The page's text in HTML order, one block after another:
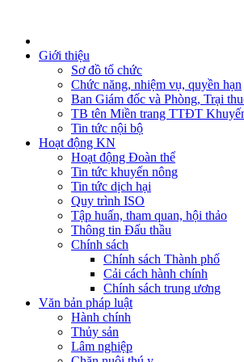
Giới thiệu
Sơ đồ tổ chức
Chức năng, nhiệm vụ, quyền hạn
Ban Giám đốc và Phòng, Trại
TB tên Miền trang TTĐT
Tin tức nội bộ
Hoạt động KN
Hoạt động Đoàn thể
Tin tức khuyến nông
Tin tức dịch hại
Quy trình ISO
Tập huấn, tham quan, hội thảo
Thông tin Đấu thầu
Chính sách
Chính sách Thành phố
Cải cách hành chính
Chính sách trung ương
Văn bản pháp luật
Hành chính
Thủy sản
Lâm nghiệp